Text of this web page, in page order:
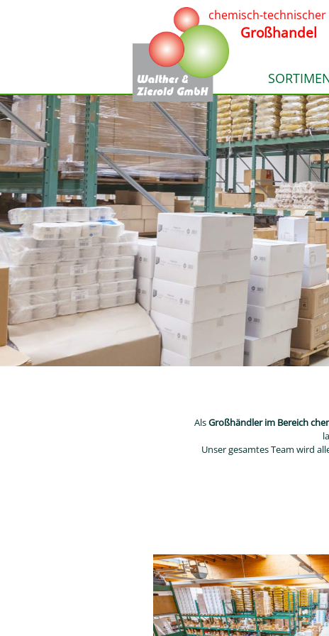
chemisch-technischer
Großhandel
AlsGroßhändler im Bereich
Unser gesamtes Team wird